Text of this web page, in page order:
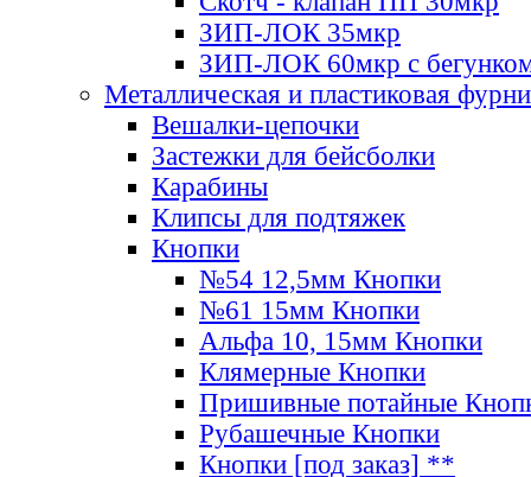
ЗИП-ЛОК 35мкр
ЗИП-ЛОК 60мкр с
Металлическая и пластиковая
Вешалки-цепочки
Застежки для бейсболки
Карабины
Клипсы для подтяжек
Кнопки
№54 12,5мм Кнопки
№61 15мм Кнопки
Альфа 10, 15мм Кнопки
Клямерные Кнопки
Пришивные потайные
Рубашечные Кнопки
Кнопки [под заказ] **